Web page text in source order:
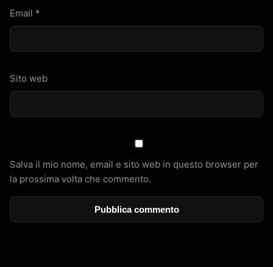
Email *
Sito web
Salva il mio nome, email e sito web in questo browser per
la prossima volta che commento.